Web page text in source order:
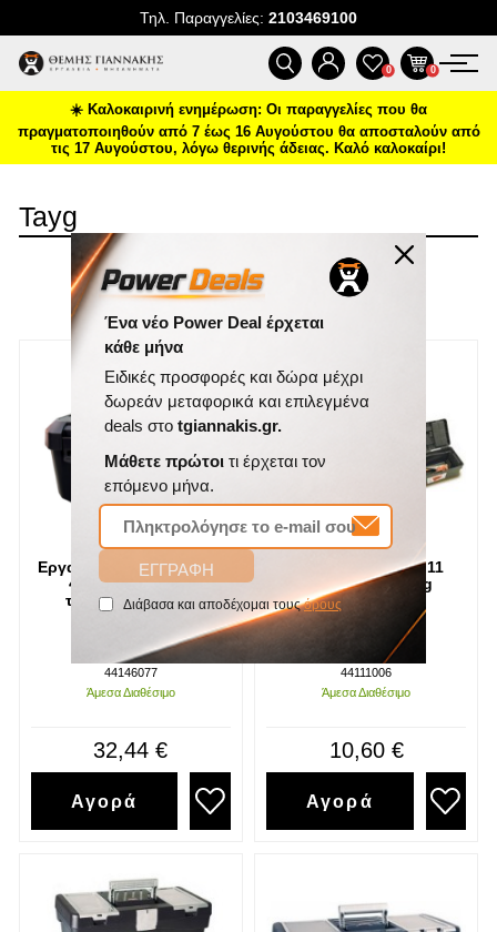
Τηλ. Παραγγελίες: 2103469100
ΠΡΟΪΌΝΤΑ
ΠΡΟΣΦΟΡΈΣ
ΕΠΙΚΟΙΝΩΝΊΑ
ΝΈΑ & ΆΡΘΡΑ
0 0
☀️ Καλοκαιρινή ενημέρωση: Οι παραγγελίες που θα
πραγματοποιηθούν από 7 έως 16 Αυγούστου θα αποσταλούν από
τις 17 Αυγούστου, λόγω θερινής άδειας. Καλό καλοκαίρι!
Tayg
ΤΑΞΙΝΌΜΗΣΗ
Εργαλειοθήκη μαύρη Νο
46 με εσωτερική
ταμπακιέρα Tayg
SKU
44146077
Άμεσα Διαθέσιμο
32,44 €
Αγορά
Εργαλειοθήκη Νο 11
356*192*159 Tayg
44111006
Άμεσα Διαθέσιμο
10,60 €
Αγορά
Ένα νέο Power Deal έρχεται
κάθε μήνα
Ειδικές προσφορές και δώρα μέχρι
δωρεάν μεταφορικά και επιλεγμένα
deals στο tgiannakis.gr.
Μάθετε πρώτοι τι έρχεται τον
επόμενο μήνα.
Διάβασα και αποδέχομαι τουςόρους